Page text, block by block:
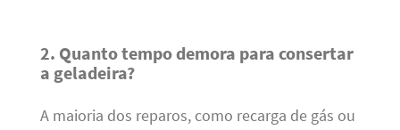
2. Quanto tempo demora para consertar
a geladeira?
A maioria dos reparos, como recarga de gás ou